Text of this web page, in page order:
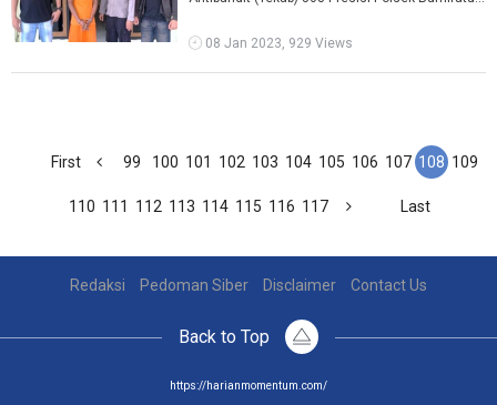
s ...
08 Jan 2023, 929 Views
First 99 100 101 102 103 104 105 106 107 108 109
110 111 112 113 114 115 116 117 Last
Redaksi Pedoman Siber Disclaimer Contact Us
Back to Top
https://harianmomentum.com/